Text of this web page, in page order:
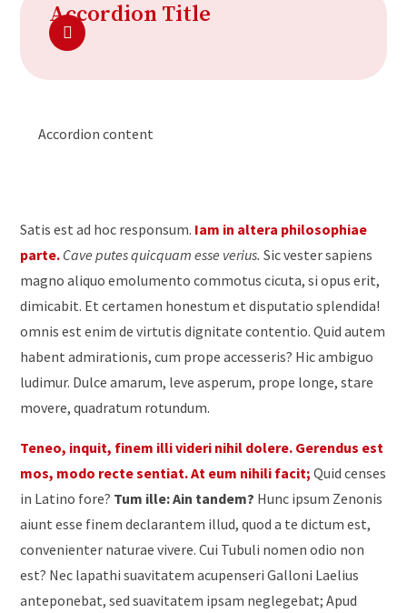
Accordion Title
Accordion content
Satis est ad hoc responsum. Iam in altera philosophiae
parte. Cave putes quicquam esse verius. Sic vester sapiens
magno aliquo emolumento commotus cicuta, si opus erit,
dimicabit. Et certamen honestum et disputatio splendida!
omnis est enim de virtutis dignitate contentio. Quid autem
habent admirationis, cum prope accesseris? Hic ambiguo
ludimur. Dulce amarum, leve asperum, prope longe, stare
movere, quadratum rotundum.
Teneo, inquit, finem illi videri nihil dolere. Gerendus est
mos, modo recte sentiat.At eum nihili facit; Quid censes
in Latino fore? Tum ille: Ain tandem? Hunc ipsum Zenonis
aiunt esse finem declarantem illud, quod a te dictum est,
convenienter naturae vivere. Cui Tubuli nomen odio non
est? Nec lapathi suavitatem acupenseri Galloni Laelius
anteponebat, sed suavitatem ipsam neglegebat; Apud